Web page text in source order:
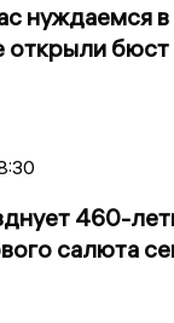
нуждаемся
открыли
460-
салюта